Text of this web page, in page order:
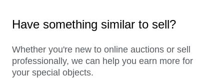
Have something similar to sell?
Whether you're new to online auctions or sell
professionally, we can help you earn more for
your special objects.